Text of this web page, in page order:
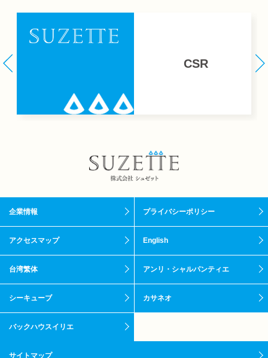
CSR
企業情報 プライバシーポリシー
アクセスマップ English
台湾繁体 アンリ・シャルパンティエ
シーキューブ カサネオ
バックハウスイリエ
サイトマップ